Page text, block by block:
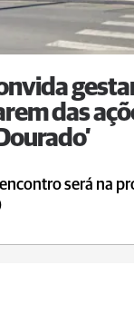
das
será na